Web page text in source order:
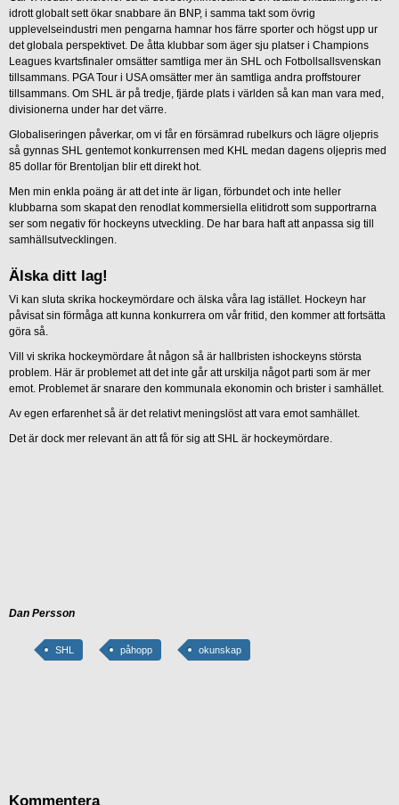
idrott globalt sett ökar snabbare än BNP, i samma takt som övrig
upplevelseindustri men pengarna hamnar hos färre sporter och högst upp ur
det globala perspektivet. De åtta klubbar som äger sju platser i Champions
Leagues kvartsfinaler omsätter samtliga mer än SHL och Fotbollsallsvenskan
tillsammans. PGA Tour i USA omsätter mer än samtliga andra proffstourer
tillsammans. Om SHL är på tredje, fjärde plats i världen så kan man vara med,
divisionerna under har det värre.
Globaliseringen påverkar, om vi får en försämrad rubelkurs och lägre oljepris
så gynnas SHL gentemot konkurrensen med KHL medan dagens oljepris med
85 dollar för Brentoljan blir ett direkt hot.
Men min enkla poäng är att det inte är ligan, förbundet och inte heller
klubbarna som skapat den renodlat kommersiella elitidrott som supportrarna
ser som negativ för hockeyns utveckling. De har bara haft att anpassa sig till
samhällsutvecklingen.
Älska ditt lag!
Vi kan sluta skrika hockeymördare och älska våra lag istället. Hockeyn har
påvisat sin förmåga att kunna konkurrera om vår fritid, den kommer att fortsätta
göra så.
Vill vi skrika hockeymördare åt någon så är hallbristen ishockeyns största
problem. Här är problemet att det inte går att urskilja något parti som är mer
emot. Problemet är snarare den kommunala ekonomin och brister i samhället.
Av egen erfarenhet så är det relativt meningslöst att vara emot samhället.
Det är dock mer relevant än att få för sig att SHL är hockeymördare.
Dan Persson
SHL påhopp okunskap
Kommentera